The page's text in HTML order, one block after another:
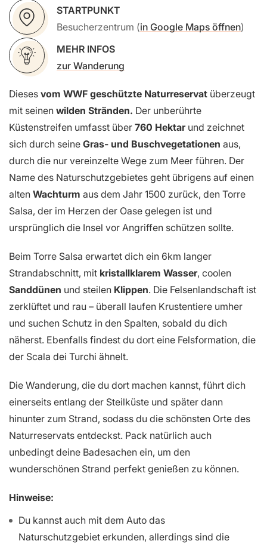
STARTPUNKT
Besucherzentrum (in Google Maps öffnen)
MEHR INFOS
zur Wanderung
Dieses vom WWF geschützte Naturreservat überzeugt
mit seinen wilden Stränden. Der unberührte
Küstenstreifen umfasst über 760 Hektarund zeichnet
sich durch seine Gras- und Buschvegetationen aus,
durch die nur vereinzelte Wege zum Meer führen. Der
Name des Naturschutzgebietes geht übrigens auf einen
alten Wachturm aus dem Jahr 1500 zurück, den Torre
Salsa, der im Herzen der Oase gelegen ist und
ursprünglich die Insel vor Angriffen schützen sollte.
Beim Torre Salsa erwartet dich ein 6km langer
Strandabschnitt, mit kristallklarem Wasser, coolen
Sanddünen und steilen Klippen. Die Felsenlandschaft ist
zerklüftet und rau – überall laufen Krustentiere umher
und suchen Schutz in den Spalten, sobald du dich
näherst. Ebenfalls findest du dort eine Felsformation, die
der Scala dei Turchi ähnelt.
Die Wanderung, die du dort machen kannst, führt dich
einerseits entlang der Steilküste und später dann
hinunter zum Strand, sodass du die schönsten Orte des
Naturreservats entdeckst. Pack natürlich auch
unbedingt deine Badesachen ein, um den
wunderschönen Strand perfekt genießen zu können.
Hinweise:
Du kannst auch mit dem Auto das
Naturschutzgebiet erkunden, allerdings sind die